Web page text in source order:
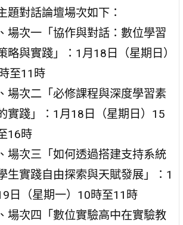
題對話論壇場次如下：
場次一「協作與對話：數位學習
略與實踐」：1月18日（星期日）
至11時
場次二「必修課程與深度學習素
實踐」：1月18日（星期日）15
16時
場次三「如何透過搭建支持系統
生實踐自由探索與天賦發展」：1
日（星期一）10時至11時
場次四「數位實驗高中在實驗教